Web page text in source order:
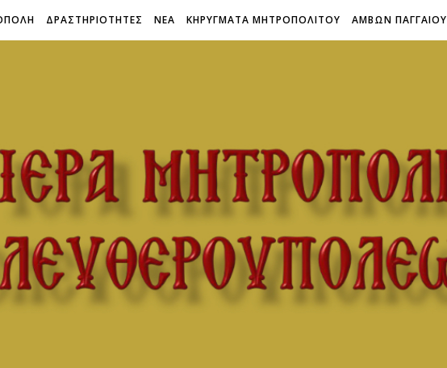
ΔΡΑΣΤΗΡΙΟΤΗΤΕΣ ΝΕΑ ΚΗΡΥΓΜΑΤΑ ΜΗΤΡΟΠΟΛΙΤΟΥ ΑΜΒΩΝ ΠΑΓΓΑΙΟΥ